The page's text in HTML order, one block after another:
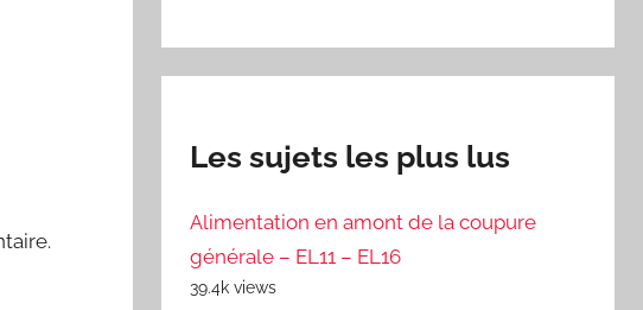
Les sujets les plus lus
Alimentation en amont de la coupure
générale – EL11 – EL16
39.4k views